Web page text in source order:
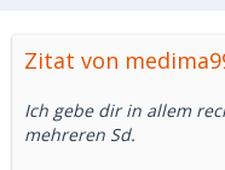
Zitat von
Ich gebe dir in allem
mehreren Sd.